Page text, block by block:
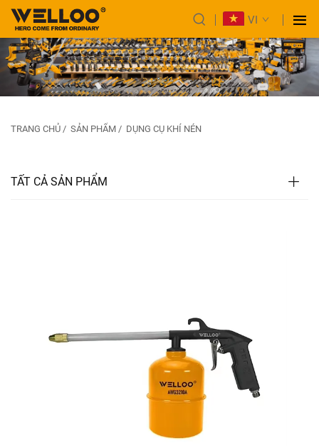
VI
TRANG CHỦ / SẢN PHẨM / DỤNG CỤ KHÍ NÉN
TẤT CẢ SẢN PHẨM